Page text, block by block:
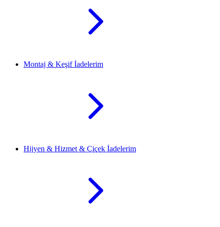
Montaj & Keşif İadelerim
Hijyen & Hizmet & Çiçek İadelerim